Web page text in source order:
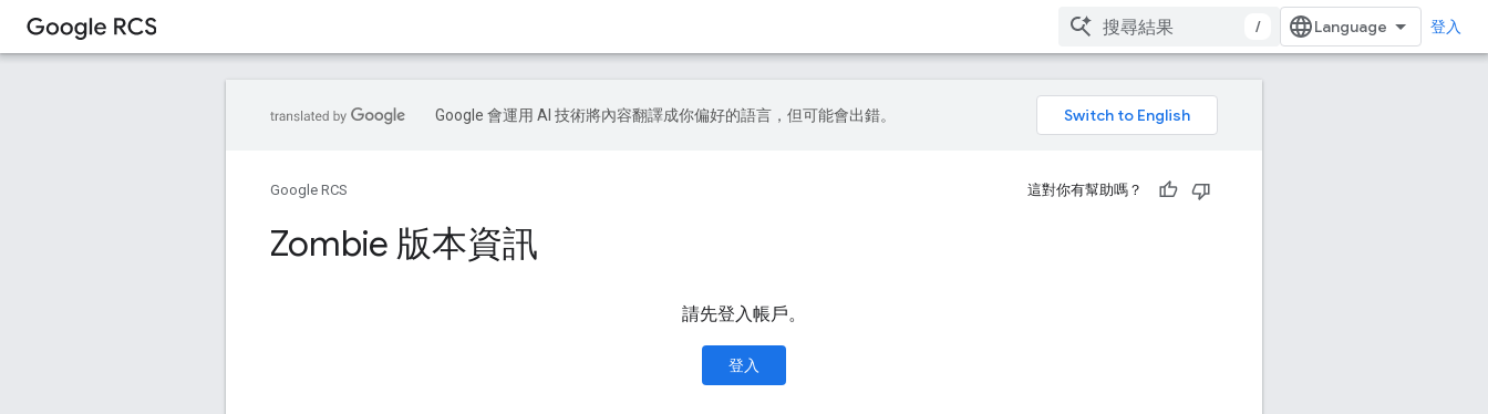
/ 登入
Google 會運用 AI 技術將內容翻譯成你偏好的語言，但可能會出錯。
Google RCS 這對你有幫助嗎？
Zombie 版本資訊
請先登入帳戶。
登入